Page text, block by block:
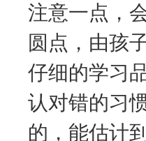
注意一点，
圆点，由孩
仔细的学习
认对错的习
的，能估计